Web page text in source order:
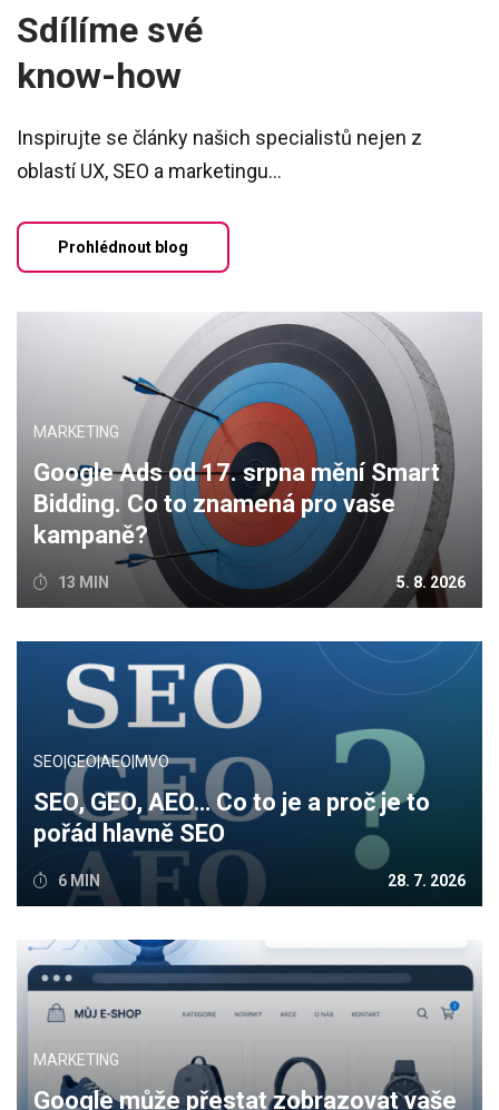
Sdílíme své
know-how
Inspirujte se články našich specialistů nejen z
oblastí UX, SEO a marketingu...
Prohlédnout blog
MARKETING
Google Ads od 17. srpna mění Smart
Bidding. Co to znamená pro vaše
kampaně?
13 MIN 5. 8. 2026
SEO|GEO|AEO|MVO
SEO, GEO, AEO… Co to je a proč je to
pořád hlavně SEO
6 MIN 28. 7. 2026
MARKETING
Google může přestat zobrazovat vaše